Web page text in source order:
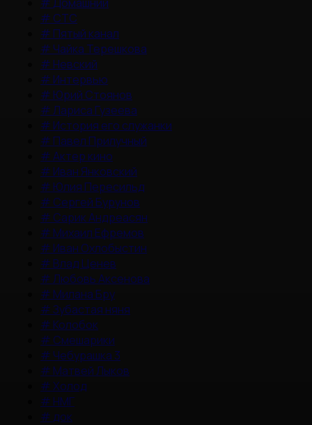
# СТС
# Пятый канал
# Чайка Терешкова
# Невский
# Интервью
# Юрий Стоянов
#Лариса Гузеева
# История его служанки
# Павел Прилучный
#Актер кино
# Иван Янковский
# Юлия Пересильд
# Сергей Бурунов
# Сарик Андреасян
# Михаил Ефремов
# Иван Охлобыстин
# Влад Ценев
#Любовь Аксенова
# Милана Бру
#Зубастая няня
# Колобок
# Смешарики
# Чебурашка 3
# Матвей Лыков
#Холод
# НМГ
# док